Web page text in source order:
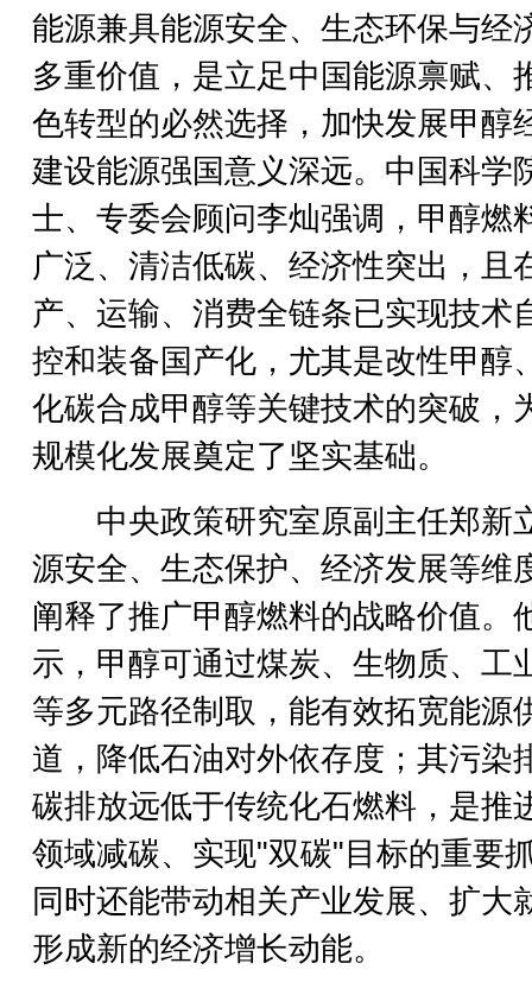
能源兼具能源安全、生态环保与经
多重价值，是立足中国能源禀赋、
色转型的必然选择，加快发展甲醇
建设能源强国意义深远。中国科学
士、专委会顾问李灿强调，甲醇燃
广泛、清洁低碳、经济性突出，且
产、运输、消费全链条已实现技术
控和装备国产化，尤其是改性甲醇
化碳合成甲醇等关键技术的突破，
规模化发展奠定了坚实基础。
中央政策研究室原副主任郑新
源安全、生态保护、经济发展等维
阐释了推广甲醇燃料的战略价值。
示，甲醇可通过煤炭、生物质、工
等多元路径制取，能有效拓宽能源
道，降低石油对外依存度；其污染
碳排放远低于传统化石燃料，是推
领域减碳、实现"双碳"目标的重要
同时还能带动相关产业发展、扩大
形成新的经济增长动能。